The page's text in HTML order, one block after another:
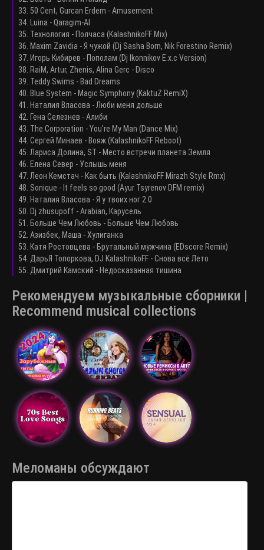
33. 50 Cent, Gurcan Erdem - Amusement
34. Luina - Qaragim-AI
35. Технология - Полчаса (KalashnikoFF Mix)
36. Maxim Zavidia - Я чужой (Dj Sasha Born, Nik Forestino Remix)
37. Игорь Кибирев - Пополам (Dj Ikonnikov E.x.c Version)
38. RaiM, Artur, Zhenis, Alina Gerc - Disco
39. Teddy Swims - Bad Dreams
40. Blue System - Magic Symphony (KaktuZ RemiX)
41. Наталия Власова - Люби меня дольше
42. Гена Селезнев - Алиби
43. The Corporation - You're My Man (Dance Mix)
44. Сергей Минаев - Вояж (KalashnikoFF Reboot)
45. Лариса Долина, ST - Место встречи планета Земля
46. Елена Север - Услышь меня
47. Леон Кемстач - Как быть (KalashnikoFF Mirazh Style Rmx)
48. Sonique - It feels so good (Ayur Tsyrenov DFM remix)
49. Наталия Власова - Я у твоих ног 2.0
50. Dj zhusupoff - Arabian, Карусель
51. Больше Чем Любовь - Больше Чем Любовь
52. Азизбек, Маша - Хулиганка
53. Катя Ростовцева - Брутальный мужчина (EDscore Remix)
54. ДарьЯ Топоркова, DJ KalashnikoFF - Снова всё Лето
55. Дмитрий Камский - Недосказанная тишина
Рекомендуем музыкальные сборники |
Recommend musical collections
Меломаны обсуждают